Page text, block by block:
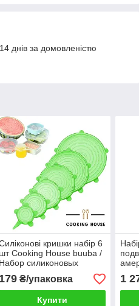
днів за домовленістю
кришки набір 6
шт Cooking House buuba /
Набор силиконовых
крышек 6шт Cooking
House buuba
179₴/упаковка
Купити
1